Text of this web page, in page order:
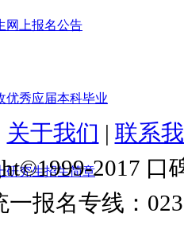
网上报名公告
优秀应届本科毕业
研究生招生简章
关于我们 | 联系
2017 口
一报名专线：